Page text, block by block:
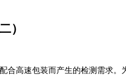
）
合高速包装而产生的检测需求